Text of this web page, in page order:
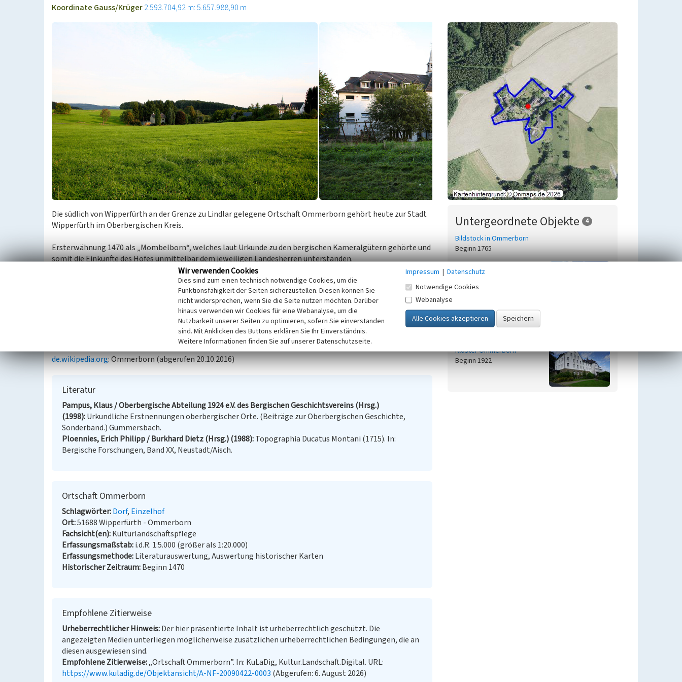
Koordinate Gauss/Krüger2.593.704,92 m: 5.657.988,90 m
Die südlich von Wipperfürth an der Grenze zu Lindlar gelegene Ortschaft Ommerborn gehört heute zur Stadt
Wipperfürth im Oberbergischen Kreis.
Ersterwähnung 1470 als „Mombelborn“, welches laut Urkunde zu den bergischen Kameralgütern gehörte und
somit die Einkünfte des Hofes unmittelbar dem jeweiligen Landesherren unterstanden.
Laut Topographia Ducatus Montani bestand die Siedlung 1715 aus einem Hof, auch 1832 war Ommerborn
vermutlich ein Einzelhof in Hanglage nahe einer Quellmulde. Zur Ortslage, die hauptsächlich von Wald, aber
auch von Acker- sowie Grünland umgeben war, gehörte unmittelbar an die Bebauung angrenzend,
de.wikipedia.org: Ommerborn (abgerufen 20.10.2016)
Literatur
Pampus, Klaus / Oberbergische Abteilung 1924 e.V. des Bergischen Geschichtsvereins (Hrsg.)
(1998) Urkundliche Erstnennungen oberbergischer Orte. (Beiträge zur Oberbergischen Geschichte,
Sonderband.) Gummersbach.
Ploennies, Erich Philipp / Burkhard Dietz (Hrsg.) (1988) Topographia Ducatus Montani (1715). In:
Bergische Forschungen, Band XX, Neustadt/Aisch.
Ortschaft Ommerborn
Schlagwörter Dorf Einzelhof
Ort 51688 Wipperfürth - Ommerborn
Fachsicht(en) Kulturlandschaftspflege
Erfassungsmaßstab i.d.R. 1:5.000 (größer als 1:20.000)
Erfassungsmethode Literaturauswertung, Auswertung historischer Karten
Historischer Zeitraum Beginn 1470
Empfohlene Zitierweise
Urheberrechtlicher Hinweis Der hier präsentierte Inhalt ist urheberrechtlich geschützt. Die
angezeigten Medien unterliegen möglicherweise zusätzlichen urheberrechtlichen Bedingungen, die an
diesen ausgewiesen sind.
Empfohlene Zitierweise „Ortschaft Ommerborn”. In: KuLaDig, Kultur.Landschaft.Digital. URL:
https://www.kuladig.de/Objektansicht/A-NF-20090422-0003 (Abgerufen: 6. August 2026)
Untergeordnete Objekte 4
Bildstock in Ommerborn
Beginn 1765
Freilichtaltar am Kloster
Ommerborn
Beginn 1933
Kapelle in Ommerborn
Beginn 1849
Kloster Ommerborn
Beginn 1922
Wir verwenden Cookies
Dies sind zum einen technisch notwendige Cookies, um die
Funktionsfähigkeit der Seiten sicherzustellen. Diesen können Sie
nicht widersprechen, wenn Sie die Seite nutzen möchten. Darüber
hinaus verwenden wir Cookies für eine Webanalyse, um die
Nutzbarkeit unserer Seiten zu optimieren, sofern Sie einverstanden
sind. Mit Anklicken des Buttons erklären Sie Ihr Einverständnis.
Weitere Informationen finden Sie auf unserer Datenschutzseite.
Impressum | Datenschutz
Notwendige Cookies
Webanalyse